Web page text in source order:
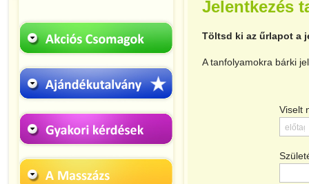
Jelentkezés
Töltsd ki az űrlapot a
A tanfolyamokra bárki
Viselt